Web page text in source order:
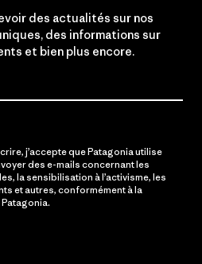
des actualités sur nos
des informations sur
et bien plus encore.
j’accepte que Patagonia utilise
des e-mails concernant les
la sensibilisation à l’activisme, les
et autres, conformément à la
Patagonia.